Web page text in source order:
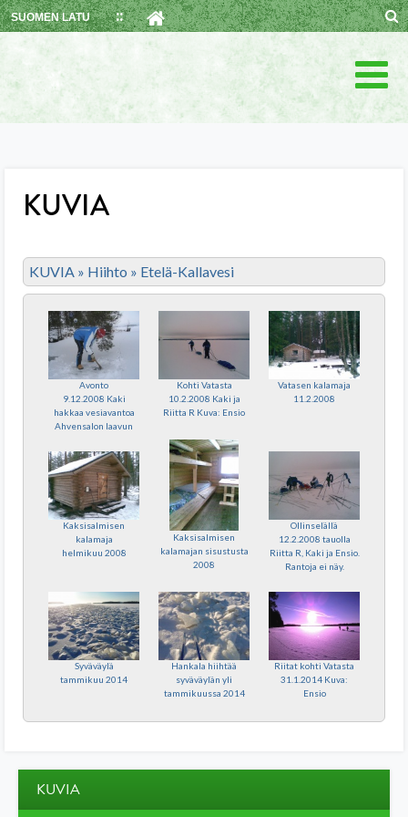
Skip
to
SUOMEN LATU
KUVIA
KUVIA » Hiihto » Etelä-Kallavesi
Avonto
9.12.2008 Kaki
hakkaa vesiavantoa
Ahvensalon laavun
Kohti Vatasta
10.2.2008 Kaki ja
Riitta R Kuva: Ensio
Vatasen kalamaja
11.2.2008
Kaksisalmisen
kalamaja
helmikuu 2008
Kaksisalmisen
kalamajan sisustusta
2008
Ollinselällä
12.2.2008 tauolla
Riitta R, Kaki ja Ensio.
Rantoja ei näy.
Syväväylä
tammikuu 2014
Hankala hiihtää
syväväylän yli
tammikuussa 2014
Riitat kohti Vatasta
31.1.2014 Kuva:
Ensio
KUVIA